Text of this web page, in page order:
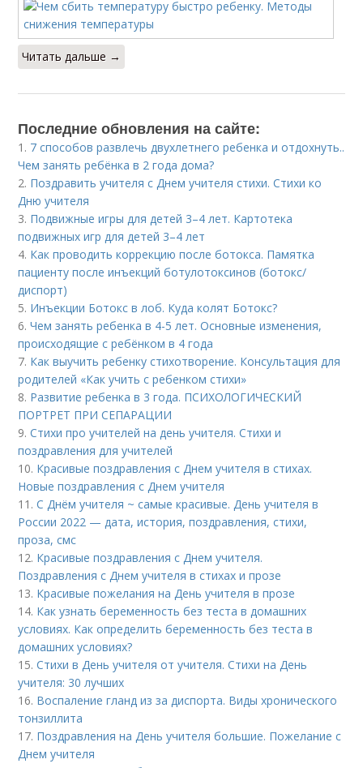
Читать дальше →
Последние обновления на сайте:
1. 7 способов развлечь двухлетнего ребенка и отдохнуть..
Чем занять ребёнка в 2 года дома?
2. Поздравить учителя с Днем учителя стихи. Стихи ко
Дню учителя
3. Подвижные игры для детей 3–4 лет. Картотека
подвижных игр для детей 3–4 лет
4. Как проводить коррекцию после ботокса. Памятка
пациенту после инъекций ботулотоксинов (ботокс/
диспорт)
5. Инъекции Ботокс в лоб. Куда колят Ботокс?
6.Чем занять ребенка в 4-5 лет. Основные изменения,
происходящие с ребёнком в 4 года
7. Как выучить ребенку стихотворение. Консультация для
родителей «Как учить с ребенком стихи»
8. Развитие ребенка в 3 года. ПСИХОЛОГИЧЕСКИЙ
ПОРТРЕТ ПРИ СЕПАРАЦИИ
9.Стихи про учителей на день учителя. Стихи и
поздравления для учителей
10. Красивые поздравления с Днем учителя в стихах.
Новые поздравления с Днем учителя
11.С Днём учителя ~ самые красивые. День учителя в
России 2022 — дата, история, поздравления, стихи,
проза, смс
12. Красивые поздравления с Днем учителя.
Поздравления с Днем учителя в стихах и прозе
13. Красивые пожелания на День учителя в прозе
14. Как узнать беременность без теста в домашних
условиях. Как определить беременность без теста в
домашних условиях?
15.Стихи в День учителя от учителя. Стихи на День
учителя: 30 лучших
16. Воспаление гланд из за диспорта. Виды хронического
тонзиллита
17. Поздравления на День учителя большие. Пожелание с
Днем учителя